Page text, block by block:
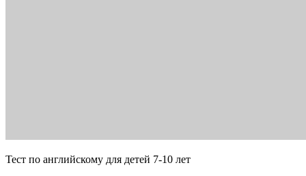
Тест по английскому для детей 7-10 лет